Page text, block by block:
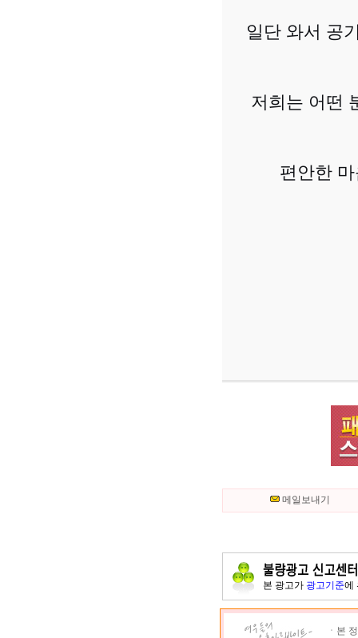
일단 와서 공
저희는 어떤
편안한
메일보내기
본 광고가 광고기준에
ㆍ본